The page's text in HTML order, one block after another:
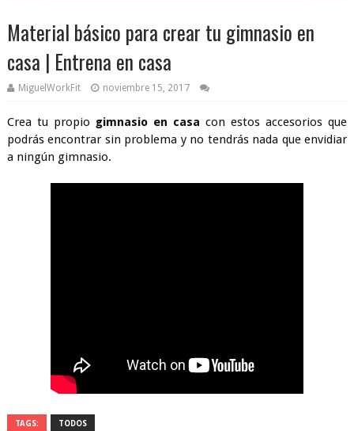
Material básico para crear tu gimnasio en
casa | Entrena en casa
MiguelWorkFit noviembre 15, 2017
Crea tu propio gimnasio en casa con estos accesorios que
podrás encontrar sin problema y no tendrás nada que envidiar
TAGS: TODOS